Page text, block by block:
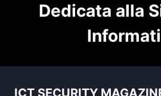
Dedicata alla
ICT SECURITY